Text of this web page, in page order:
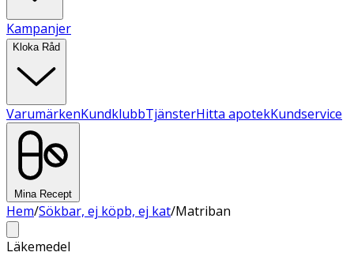
Kampanjer
Kloka Råd
VarumärkenKundklubbTjänsterHitta apotekKundservice
Mina Recept
Hem/Sökbar, ej köpb, ej kat/Matriban
Läkemedel